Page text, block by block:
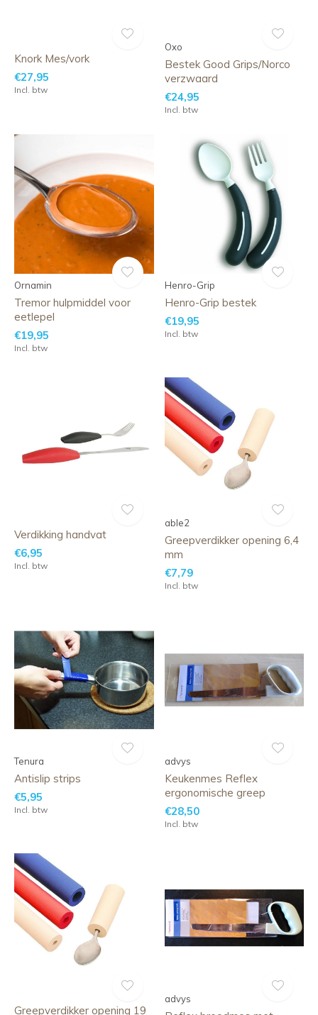
Knork Mes/vork
€27,95
Incl. btw
Oxo
Bestek Good Grips/Norco
verzwaard
€24,95
Incl. btw
Ornamin
Tremor hulpmiddel voor
eetlepel
€19,95
Incl. btw
Henro-Grip
Henro-Grip bestek
€19,95
Incl. btw
Verdikking handvat
€6,95
Incl. btw
able2
Greepverdikker opening 6,4
mm
€7,79
Incl. btw
Tenura
Antislip strips
€5,95
Incl. btw
advys
Keukenmes Reflex
ergonomische greep
€28,50
Incl. btw
Greepverdikker opening 19
advys